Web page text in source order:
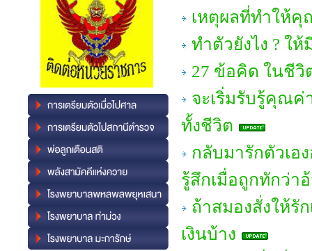
เหตุผลที่ทำให้
ทำตัวยังไง ? ให้
27 ข้อคิด ในชีวิ
จะเริ่มรับรู้คุณค่
ทั้งชีวิต
กลับมารักตัวเอ
รู้สึกเมื่อถูกทักว่า
ถ้าสมองสั่งให้รั
เงินบ้าง